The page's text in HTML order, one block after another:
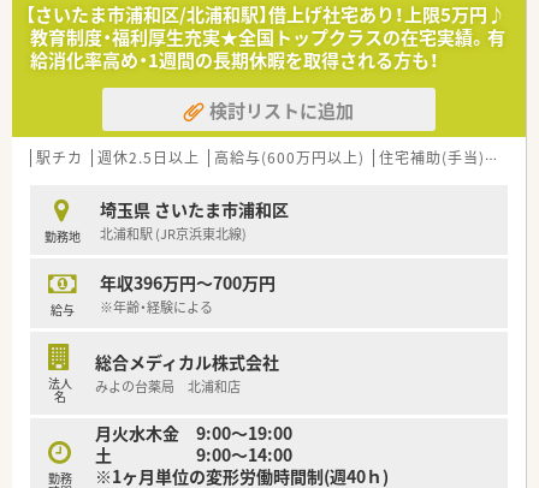
【さいたま市浦和区/北浦和駅】借上げ社宅あり！上限5万円♪
教育制度・福利厚生充実★全国トップクラスの在宅実績。有
給消化率高め・1週間の長期休暇を取得される方も！
検討リストに追加
駅チカ 週休2.5日以上 高給与(600万円以上) 住宅補助(手当)あり
勤務地
埼玉県 さいたま市浦和区
北浦和駅 (JR京浜東北線)
給与
年収396万円～700万円
※年齢・経験による
法人
名
総合メディカル株式会社
みよの台薬局 北浦和店
勤務
月火水木金 9:00～19:00
土 9:00～14:00
※1ヶ月単位の変形労働時間制(週40ｈ)